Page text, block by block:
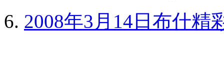
2008年3月14日布什精